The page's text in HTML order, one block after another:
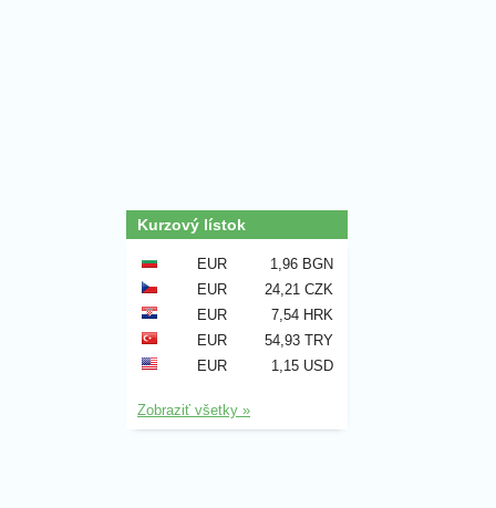
Kurzový lístok
EUR
1,96 BGN
EUR
24,21 CZK
EUR
7,54 HRK
EUR
54,93 TRY
EUR
1,15 USD
Zobraziť všetky »